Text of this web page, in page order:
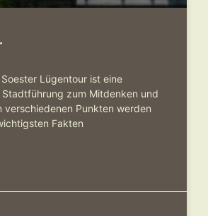
Lügentour ist eine
Stadtführung zum Mitdenken und
verschiedenen Punkten werden
Fakten